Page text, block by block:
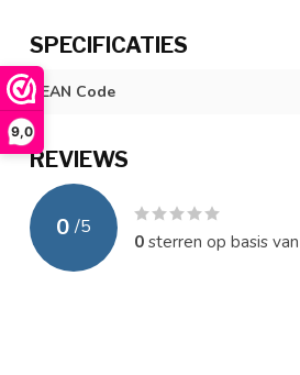
9,0
SPECIFICATIES
EAN Code
REVIEWS
0 /5
0sterren op basis van